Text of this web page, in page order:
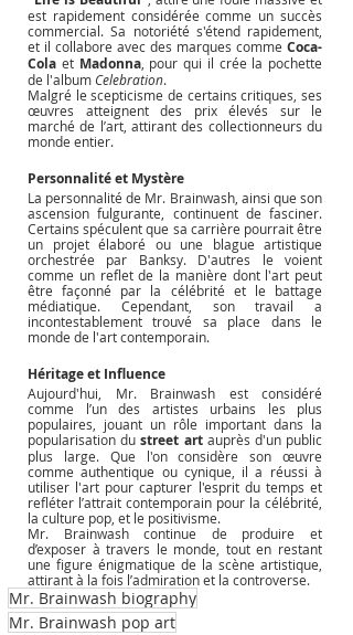
est rapidement considérée comme un succès
commercial. Sa notoriété s'étend rapidement,
et il collabore avec des marques comme Coca-
Cola et Madonna, pour qui il crée la pochette
de l'album Celebration.
Malgré le scepticisme de certains critiques, ses
œuvres atteignent des prix élevés sur le
marché de l’art, attirant des collectionneurs du
monde entier.
Personnalité et Mystère
La personnalité de Mr. Brainwash, ainsi que son
ascension fulgurante, continuent de fasciner.
Certains spéculent que sa carrière pourrait être
un projet élaboré ou une blague artistique
orchestrée par Banksy. D'autres le voient
comme un reflet de la manière dont l'art peut
être façonné par la célébrité et le battage
médiatique. Cependant, son travail a
incontestablement trouvé sa place dans le
monde de l'art contemporain.
Héritage et Influence
Aujourd'hui, Mr. Brainwash est considéré
comme l’un des artistes urbains les plus
populaires, jouant un rôle important dans la
popularisation du street art auprès d'un public
plus large. Que l'on considère son œuvre
comme authentique ou cynique, il a réussi à
utiliser l'art pour capturer l'esprit du temps et
refléter l’attrait contemporain pour la célébrité,
la culture pop, et le positivisme.
Mr. Brainwash continue de produire et
d’exposer à travers le monde, tout en restant
une figure énigmatique de la scène artistique,
attirant à la fois l’admiration et la controverse.
Mr. Brainwash biography
Mr. Brainwash pop art